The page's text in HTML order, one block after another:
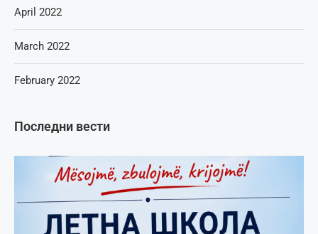
Последни вести
April 2022
March 2022
February 2022